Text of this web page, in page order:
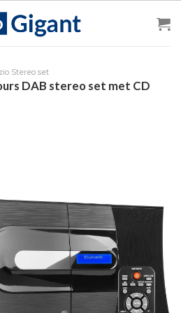
Stereo set
DAB stereo set met CD